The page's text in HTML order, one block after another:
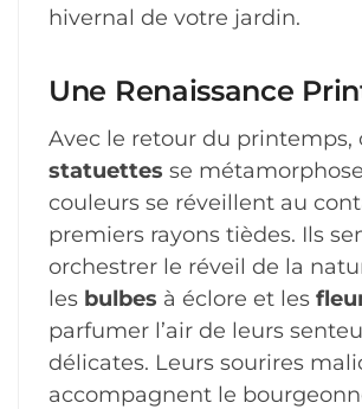
hivernal de votre jardin.
Une Renaissance
Avec le retour du printemps,
statuettes se
couleurs se réveillent au
premiers rayons tièdes. Ils
orchestrer le réveil de la
les bulbes à éclore et les
parfumer l’air de leurs
délicates. Leurs sourires
accompagnent le